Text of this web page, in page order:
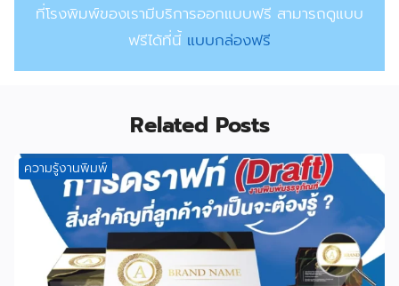
ที่โรงพิมพ์ของเรามีบริการออกแบบฟรี สามารถดูแบบ
ฟรีได้ที่นี้ แบบกล่องฟรี
Related Posts
ความรู้งานพิมพ์